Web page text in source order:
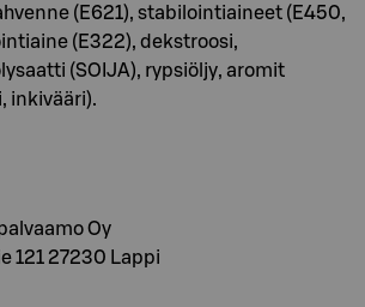
(E621), stabilointiaineet (E450,
(E322), dekstroosi,
(SOIJA), rypsiöljy, aromit
inkivääri).
Oy
121 27230 Lappi